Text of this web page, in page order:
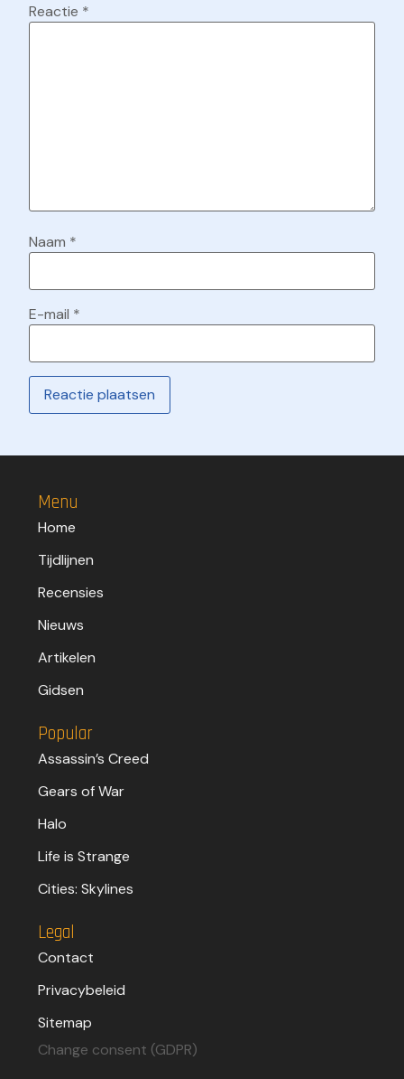
Reactie *
Naam *
E-mail *
Menu
Home
Tijdlijnen
Recensies
Nieuws
Artikelen
Gidsen
Popular
Assassin’s Creed
Gears of War
Halo
Life is Strange
Cities: Skylines
Legal
Contact
Privacybeleid
Sitemap
Change consent (GDPR)